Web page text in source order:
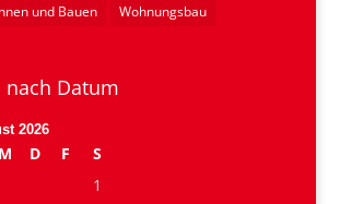
und Bauen Wohnungsbau
Datum
2026
M D F
S
1